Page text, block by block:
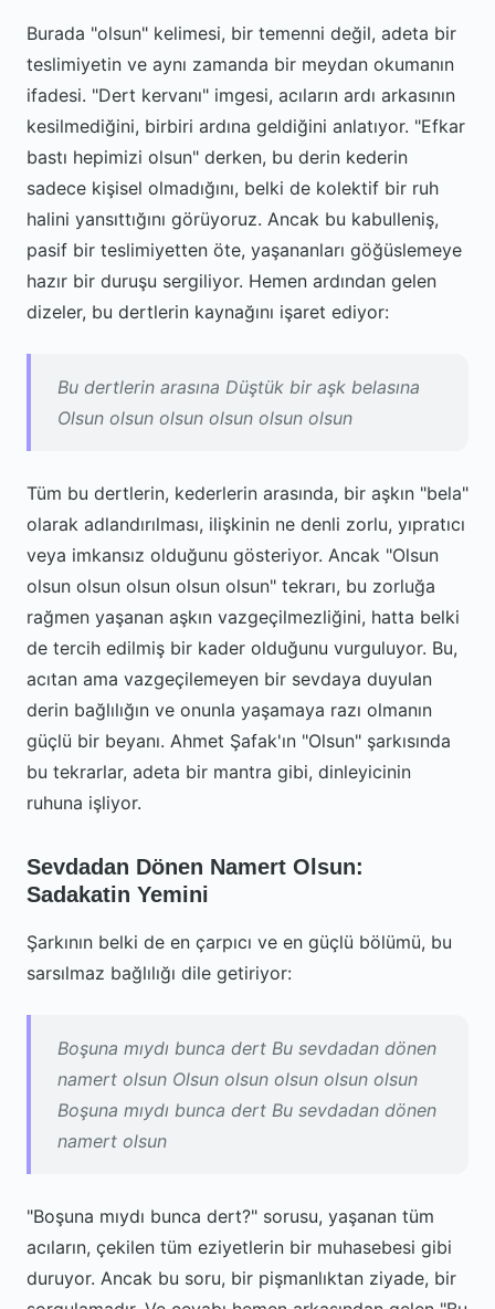
Burada "olsun" kelimesi, bir temenni değil, adeta bir
teslimiyetin ve aynı zamanda bir meydan okumanın
ifadesi. "Dert kervanı" imgesi, acıların ardı arkasının
kesilmediğini, birbiri ardına geldiğini anlatıyor. "Efkar
bastı hepimizi olsun" derken, bu derin kederin
sadece kişisel olmadığını, belki de kolektif bir ruh
halini yansıttığını görüyoruz. Ancak bu kabulleniş,
pasif bir teslimiyetten öte, yaşananları göğüslemeye
hazır bir duruşu sergiliyor. Hemen ardından gelen
dizeler, bu dertlerin kaynağını işaret ediyor:
Bu dertlerin arasına Düştük bir aşk belasına
Olsun olsun olsun olsun olsun olsun
Tüm bu dertlerin, kederlerin arasında, bir aşkın "bela"
olarak adlandırılması, ilişkinin ne denli zorlu, yıpratıcı
veya imkansız olduğunu gösteriyor. Ancak "Olsun
olsun olsun olsun olsun olsun" tekrarı, bu zorluğa
rağmen yaşanan aşkın vazgeçilmezliğini, hatta belki
de tercih edilmiş bir kader olduğunu vurguluyor. Bu,
acıtan ama vazgeçilemeyen bir sevdaya duyulan
derin bağlılığın ve onunla yaşamaya razı olmanın
güçlü bir beyanı. Ahmet Şafak'ın "Olsun" şarkısında
bu tekrarlar, adeta bir mantra gibi, dinleyicinin
ruhuna işliyor.
Sevdadan Dönen Namert Olsun:
Sadakatin Yemini
Şarkının belki de en çarpıcı ve en güçlü bölümü, bu
sarsılmaz bağlılığı dile getiriyor:
Boşuna mıydı bunca dert Bu sevdadan dönen
namert olsun Olsun olsun olsun olsun olsun
Boşuna mıydı bunca dert Bu sevdadan dönen
namert olsun
"Boşuna mıydı bunca dert?" sorusu, yaşanan tüm
acıların, çekilen tüm eziyetlerin bir muhasebesi gibi
duruyor. Ancak bu soru, bir pişmanlıktan ziyade, bir